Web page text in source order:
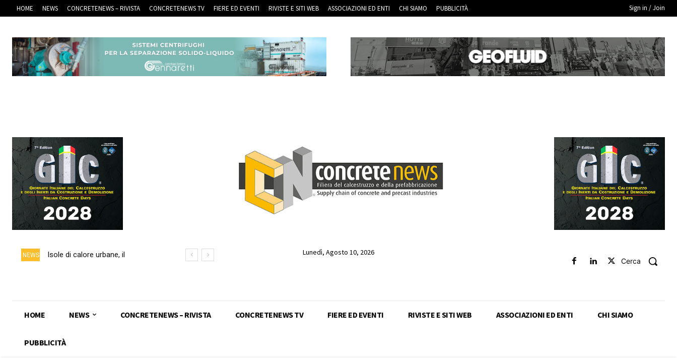
HOME NEWS CONCRETENEWS – RIVISTA CONCRETENEWS TV FIERE ED EVENTI RIVISTE E SITI WEB ASSOCIAZIONI ED ENTI CHI SIAMO PUBBLICITÀ Sign in / Join
NEWS
Isole di calore urbane, il
Lunedì, Agosto 10, 2026
Cerca
HOME NEWS CONCRETENEWS – RIVISTA CONCRETENEWS TV FIERE ED EVENTI RIVISTE E SITI WEB ASSOCIAZIONI ED ENTI CHI SIAMO
PUBBLICITÀ